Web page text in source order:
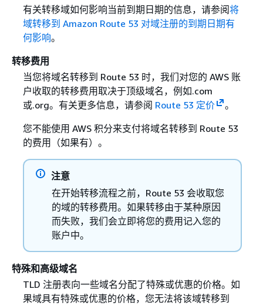
有关转移域如何影响当前到期日期的信息，请参阅将
域转移到 Amazon Route 53 对域注册的到期日期有
何影响。
转移费用
当您将域名转移到 Route 53 时，我们对您的 AWS 账
户收取的转移费用取决于顶级域名，例如.com
或.org。有关更多信息，请参阅 Route 53 定价
。
您不能使用 AWS 积分来支付将域名转移到 Route 53
的费用（如果有）。
注意
在开始转移流程之前，Route 53 会收取您
的域的转移费用。如果转移由于某种原因
而失败，我们会立即将您的费用记入您的
账户中。
特殊和高级域名
TLD 注册表向一些域名分配了特殊或优惠的价格。如
果域具有特殊或优惠的价格，您无法将该域转移到